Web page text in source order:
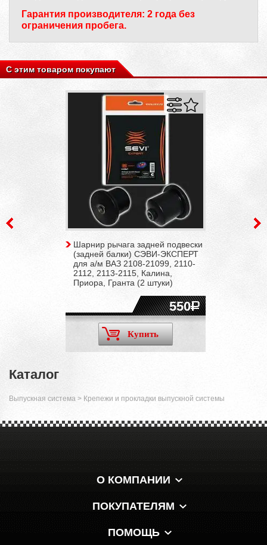
Гарантия производителя: 2 года без
ограничения пробега.
С этим товаром покупают
Шарнир рычага задней подвески
(задней балки) СЭВИ-ЭКСПЕРТ
для а/м ВАЗ 2108-21099, 2110-
2112, 2113-2115, Калина,
Приора, Гранта (2 штуки)
550
Купить
Каталог
Выпускная система > Крепежи и прокладки выпускной системы
О КОМПАНИИ
ПОКУПАТЕЛЯМ
ПОМОЩЬ